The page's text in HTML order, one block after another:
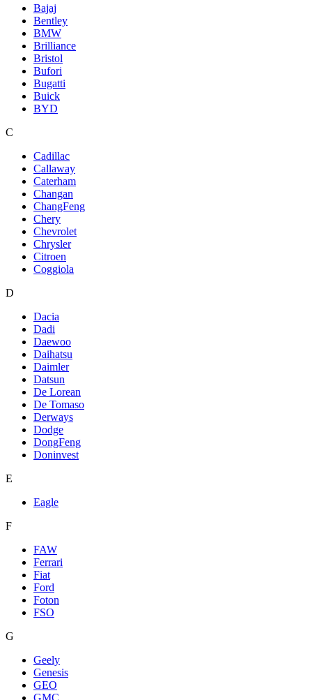
Bajaj
Bentley
BMW
Brilliance
Bristol
Bufori
Bugatti
Buick
BYD
C
Cadillac
Callaway
Caterham
Changan
ChangFeng
Chery
Chevrolet
Chrysler
Citroen
Coggiola
D
Dacia
Dadi
Daewoo
Daihatsu
Daimler
Datsun
De Lorean
De Tomaso
Derways
Dodge
DongFeng
Doninvest
E
Eagle
F
FAW
Ferrari
Fiat
Ford
Foton
FSO
G
Geely
Genesis
GEO